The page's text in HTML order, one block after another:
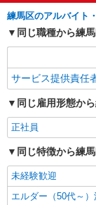
アルバイト パート
小規模多機能型居
キー
練馬区のアルバイト
同じ職種から練
サービス提供責任
同じ雇用形態か
正社員
同じ特徴から練
未経験歓迎
エルダー（50代～）